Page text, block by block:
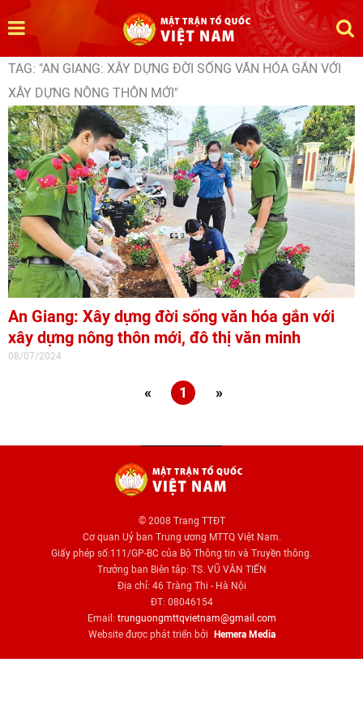
TAG: "AN GIANG: XÂY DỰNG ĐỜI SỐNG VĂN HÓA GẮN VỚI
XÂY DỰNG NÔNG THÔN MỚI"
An Giang: Xây dựng đời sống văn hóa gắn với
xây dựng nông thôn mới, đô thị văn minh
08/07/2024
« 1 »
© 2008 Trang TTĐT
Cơ quan Uỷ ban Trung ương MTTQ Việt Nam.
Giấy phép số:111/GP-BC của Bộ Thông tin và Truyền thông.
Trưởng ban Biên tập: TS. VŨ VĂN TIẾN
Địa chỉ: 46 Tràng Thi - Hà Nội
ĐT: 08046154
Email: trunguongmttqvietnam@gmail.com
Website được phát triển bởi
Hemera Media